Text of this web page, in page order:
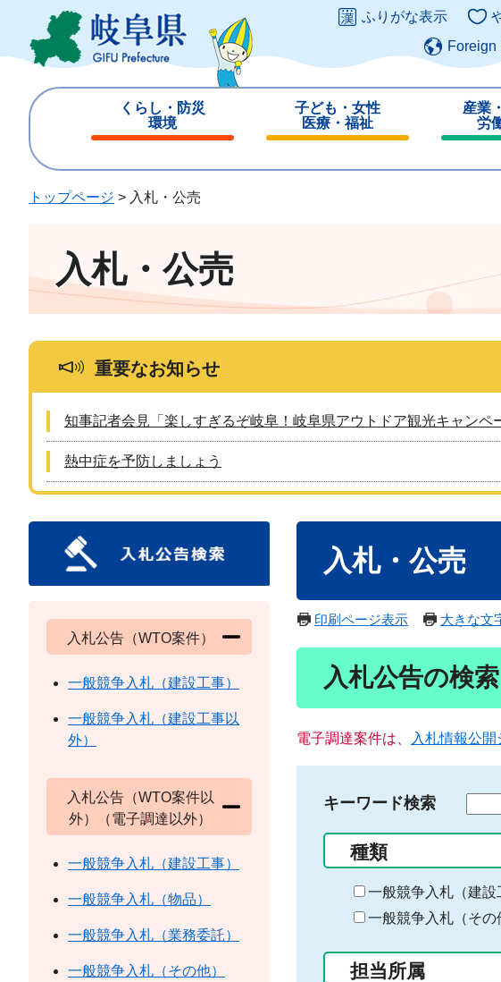
ジ
ュ
ふりがな表示
Foreign
くらし・防災
環境
じ
子ども・女性
医療・福祉
じ
産業
労
じ
トップページ > 入札・公売
入札・公売
重要なお知らせ
知事記者会見「楽しすぎるぞ岐阜！岐阜県アウトドア観光キャンペ
熱中症を予防しましょう
入札・公売
印刷ページ表示 大きな文
入札公告の検
電子調達案件は、 入札情報公開
キーワード検索
る
キ
ー
ー
種類
一般競争入札（建設
一般競争入札（その
担当所属
入札公告（WTO案件）
一般競争入札（建設工事）
一般競争入札（建設工事以
外）
入札公告（WTO案件以
外）（電子調達以外）
一般競争入札（建設工事）
一般競争入札（物品）
一般競争入札（業務委託）
一般競争入札（その他）